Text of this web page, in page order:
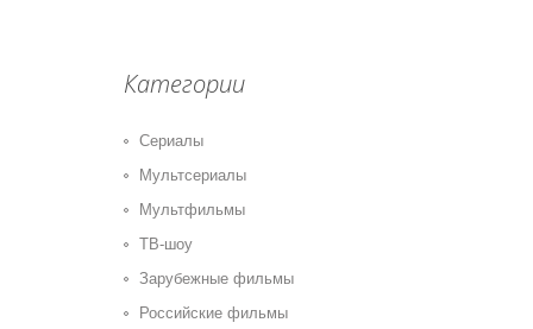
Категории
Сериалы
Мультсериалы
Мультфильмы
ТВ-шоу
Зарубежные фильмы
Российские фильмы